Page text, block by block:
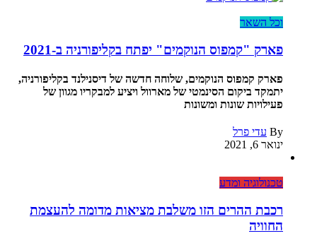
וכל השאר
פארק "קמפוס הנוקמים" יפתח בקליפורניה ב-2021
פארק קמפוס הנוקמים, שלוחה חדשה של דיסנילנד בקליפורניה,
יתמקד ביקום הסינמטי של מארוול ויציע למבקריו מגוון של
פעילויות שונות ומשונות
By עדי פרל
ינואר 6, 2021
טכנולוגיה ומדע
רכבת ההרים הזו משלבת מציאות מדומה להעצמת
החוויה